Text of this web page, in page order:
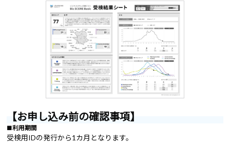
【お申し込み前の確認事項】
■利用期間
受検用IDの発行から1カ月となります。